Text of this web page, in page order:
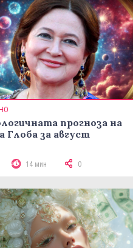
прогноза на
Глоба за август
14 мин 0